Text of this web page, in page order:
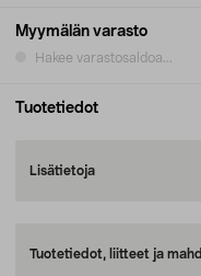
Myymälän varasto
Hakee varastosaldoa...
Tuotetiedot
Lisätietoja
Tuotetiedot, liitteet ja